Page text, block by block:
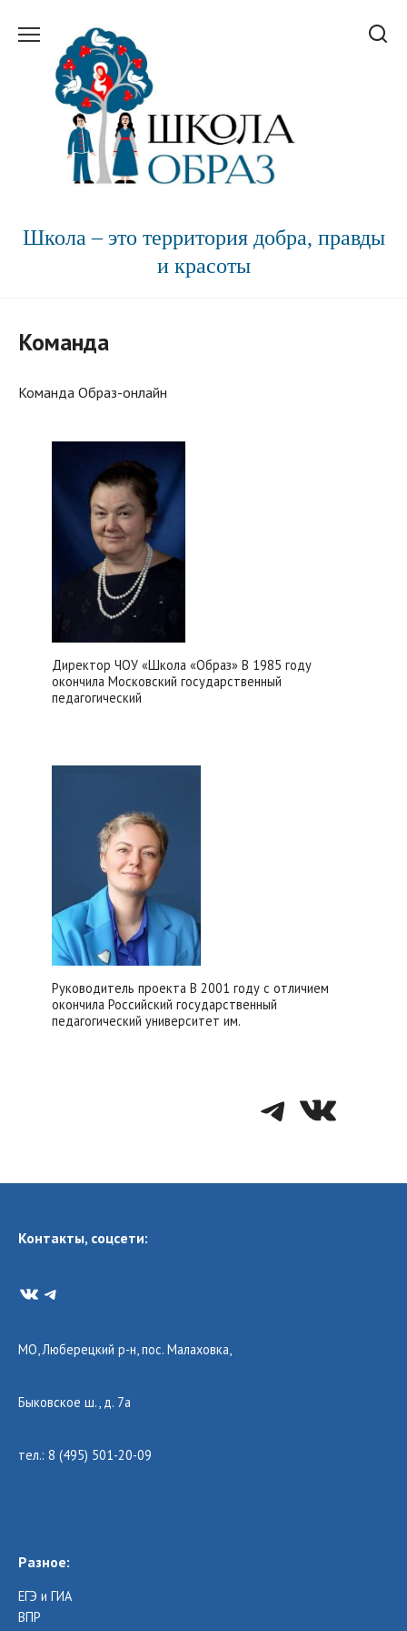
содержанию
Школа – это территория добра, правды
и красоты
Команда
Команда Образ-онлайн
Директор ЧОУ «Школа «Образ» В 1985 году
окончила Московский государственный
педагогический
Руководитель проекта В 2001 году с отличием
окончила Российский государственный
педагогический университет им.
VK
Контакты, соцсети:
VKTelegram
МО, Люберецкий р-н, пос. Малаховка,
Быковское ш., д. 7а
тел.: 8 (495) 501-20-09
Разное:
ЕГЭ и ГИА
ВПР